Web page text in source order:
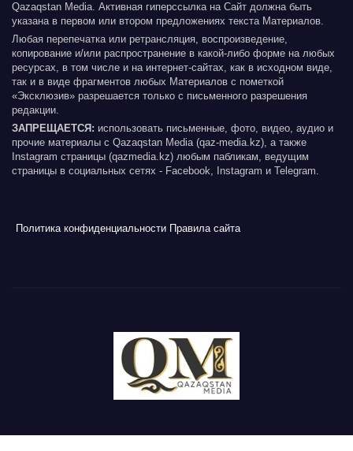
Qazaqstan Media. Активная гиперссылка на Сайт должна быть
указана в первом или втором предложениях текста Материалов.
Любая перепечатка или ретрансляция, воспроизведение,
копирование и/или распространение в какой-либо форме на любых
ресурсах, в том числе и на интернет-сайтах, как в исходном виде,
так и в виде фрагментов любых Материалов с пометкой
«Эксклюзив» разрешается только с письменного разрешения
редакции.
ЗАПРЕЩАЕТСЯ: использовать письменные, фото, видео, аудио и
прочие материалы с Qazaqstan Media (qaz-media.kz), а также
Instagram страницы (qazmedia.kz) любым пабликам, ведущим
страницы в социальных сетях - Facebook, Instagram и Telegram.
Политика конфиденциальности Правила сайта